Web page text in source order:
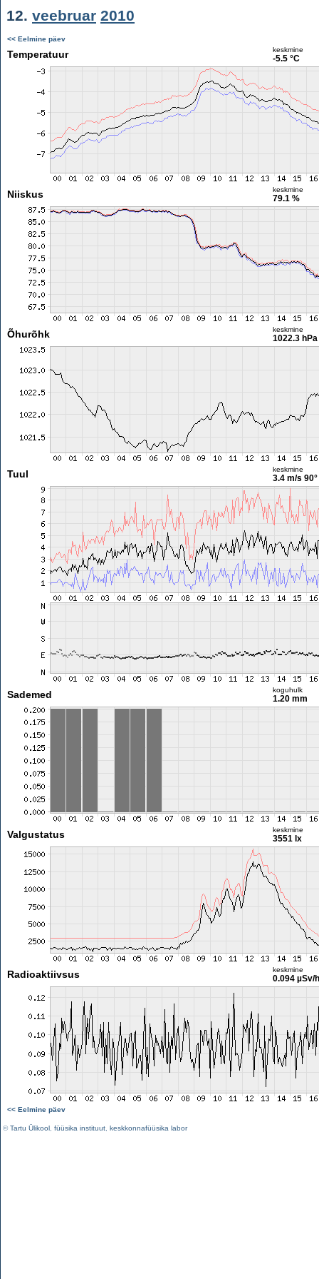
12. veebruar 2010
<< Eelmine päev
Temperatuur keskmine
-5.5 °C
Niiskus keskmine
79.1 %
Õhurõhk keskmine
1022.3 hPa
Tuul keskmine
3.4 m/s 90°
Sademed koguhulk
1.20 mm
Valgustatus keskmine
3551 lx
Radioaktiivsus keskmine
0.094 µSv/h
<< Eelmine päev
©Tartu Ülikool füüsika instituut keskkonnafüüsika labor